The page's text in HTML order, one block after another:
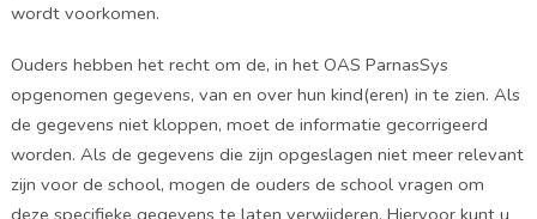
wordt voorkomen.
Ouders hebben het recht om de, in het OAS ParnasSys
opgenomen gegevens, van en over hun kind(eren) in te zien. Als
de gegevens niet kloppen, moet de informatie gecorrigeerd
worden. Als de gegevens die zijn opgeslagen niet meer relevant
zijn voor de school, mogen de ouders de school vragen om
deze specifieke gegevens te laten verwijderen. Hiervoor kunt u